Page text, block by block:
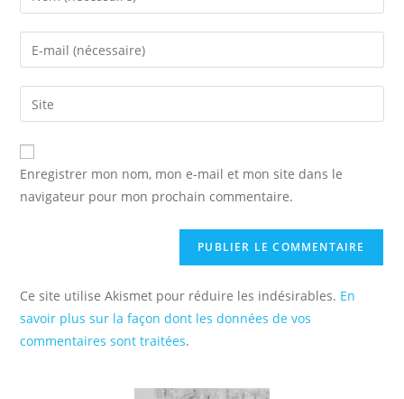
your
name
comment
Enter
your
email
address
comment
Saisir
l’URL
de
votre
(facultatif)
Enregistrer mon nom, mon e-mail et mon site dans le
navigateur pour mon prochain commentaire.
Ce site utilise Akismet pour réduire les indésirables. En
savoir plus sur la façon dont les données de vos
commentaires sont traitées.